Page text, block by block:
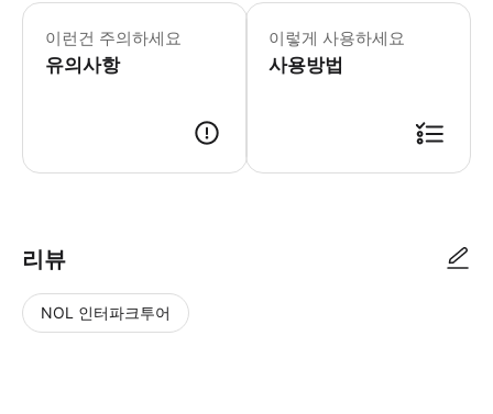
이런건 주의하세요
유의사항
이 투어에 참가하려면 만 18세 이상
이렇게 사용하세요
사용방법
리뷰
NOL 인터파크투어